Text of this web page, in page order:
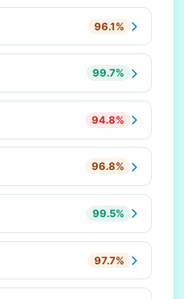
96.1%
99.7%
94.8%
96.8%
99.5%
97.7%